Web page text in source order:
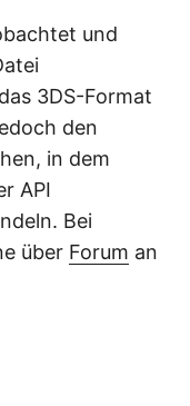
und
3DS-Format
den
in dem
API
Bei
über Forum an